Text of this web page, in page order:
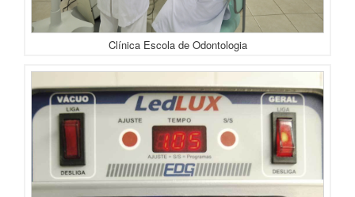
Clínica Escola de Odontologia